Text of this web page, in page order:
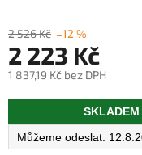
2 526 Kč –12 %
2 223 Kč
1 837,19 Kč bez DPH
Měrná
SKLADEM